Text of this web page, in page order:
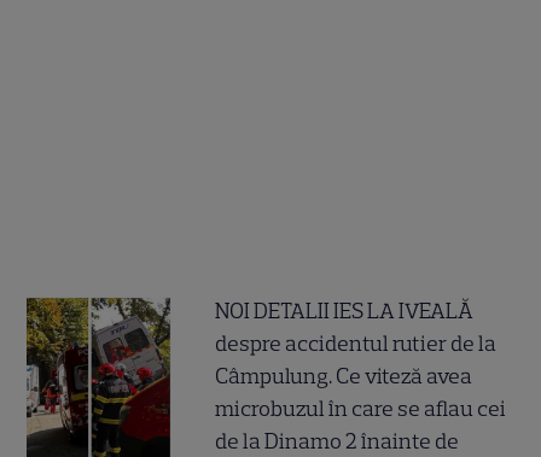
NOI DETALII IES LA IVEALĂ
despre accidentul rutier de la
Câmpulung. Ce viteză avea
microbuzul în care se aflau cei
de la Dinamo 2 înainte de